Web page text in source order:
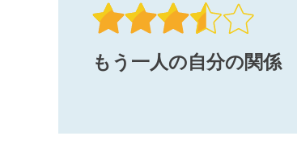
もう一人の自分の関係